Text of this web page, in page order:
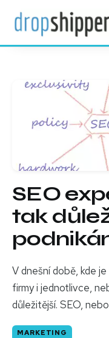
SEO
tak
V dnešní době, kde
firmy i jednotlivce,
důležitější. SEO,
MARKETING